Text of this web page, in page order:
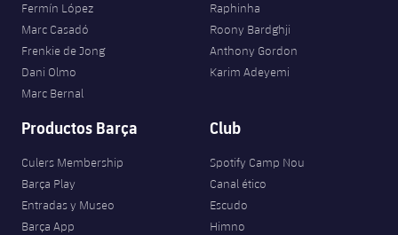
Fermín López
Marc Casadó
Frenkie de Jong
Dani Olmo
Marc Bernal
Raphinha
Roony Bardghji
Anthony Gordon
Karim Adeyemi
Productos Barça
Culers Membership
Barça Play
Entradas y Museo
Barça App
Club
Spotify Camp Nou
Canal ético
Escudo
Himno